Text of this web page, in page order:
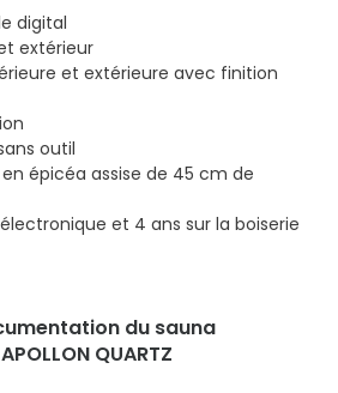
digital
extérieur
et extérieure avec finition
outil
épicéa assise de 45 cm de
et 4 ans sur la boiserie
du sauna
QUARTZ